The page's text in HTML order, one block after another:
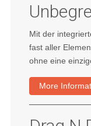
Mit der
fast aller
ohne eine
More